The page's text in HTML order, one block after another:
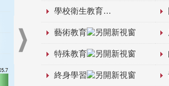
學校衛生教育
藝術教育
特殊教育
終身學習